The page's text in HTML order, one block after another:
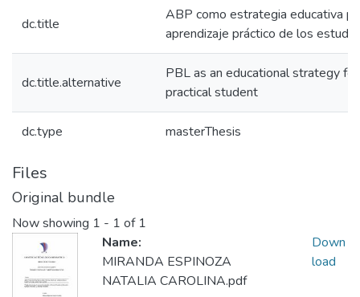
dc.title
ABP como estrategia educativa
aprendizaje práctico de los
dc.title.alternative
PBL as an educational strategy
practical student
dc.type masterThesis
Files
Original bundle
Now showing 1 - 1 of 1
Name:
MIRANDA ESPINOZA
NATALIA CAROLINA.pdf
Down
load